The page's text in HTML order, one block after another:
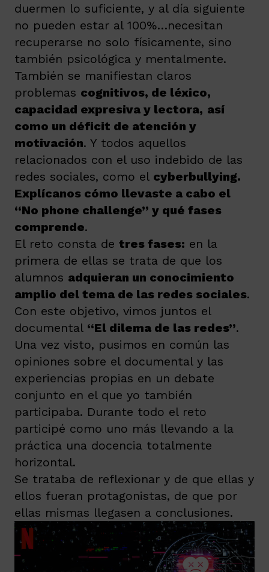
duermen lo suficiente, y al día siguiente
no pueden estar al 100%…necesitan
recuperarse no solo físicamente, sino
también psicológica y mentalmente.
También se manifiestan claros
problemas cognitivos, de léxico,
capacidad expresiva y lectora, así
como un déficit de atención y
motivación. Y todos aquellos
relacionados con el uso indebido de las
redes sociales, como el cyberbullying.
Explícanos cómo llevaste a cabo el
“No phone challenge” y qué fases
comprende.
El reto consta de tres fases: en la
primera de ellas se trata de que los
alumnos adquieran un conocimiento
amplio del tema de las redes sociales.
Con este objetivo, vimos juntos el
documental “El dilema de las redes”.
Una vez visto, pusimos en común las
opiniones sobre el documental y las
experiencias propias en un debate
conjunto en el que yo también
participaba. Durante todo el reto
participé como uno más llevando a la
práctica una docencia totalmente
horizontal.
Se trataba de reflexionar y de que ellas y
ellos fueran protagonistas, de que por
ellas mismas llegasen a conclusiones.